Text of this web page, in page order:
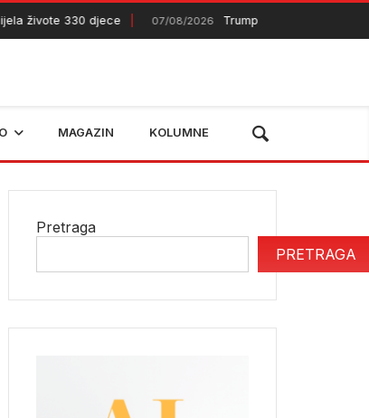
330 djece 07/08/2026 Trump najavljuje skori kraj rata
MAGAZIN KOLUMNE
Pretraga
PRETRAGA